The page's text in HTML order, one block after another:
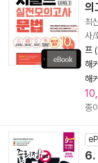
의
최
사/
프
해
해
종
6.